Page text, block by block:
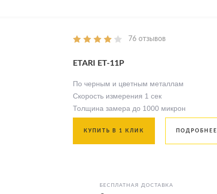
76 отзывов
ETARI ЕТ-11Р
По черным и цветным металлам
Скорость измерения 1 сек
Толщина замера до 1000 микрон
БЕСПЛАТНАЯ ДОСТАВКА
КУПИТЬ В 1 КЛИК ПОДРОБНЕЕ